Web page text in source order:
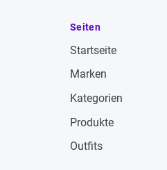
Seiten
Startseite
Marken
Kategorien
Produkte
Outfits